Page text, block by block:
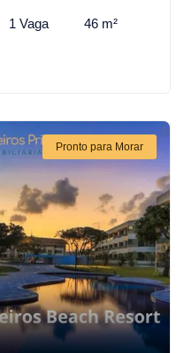
1 Vaga 46 m²
Pronto para Morar